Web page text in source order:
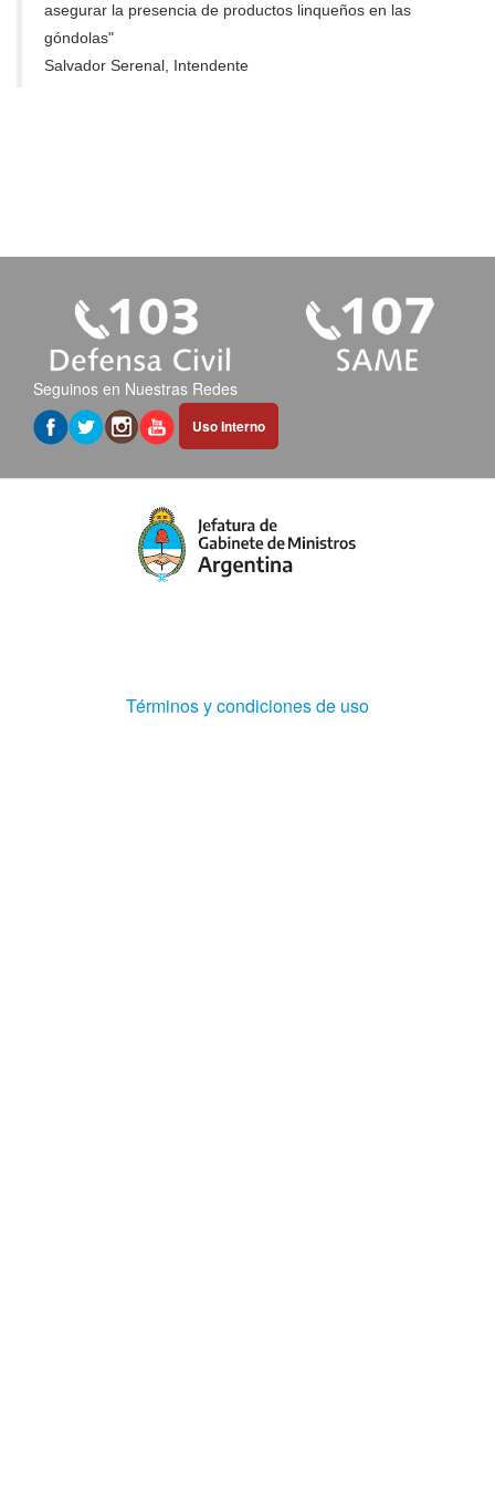
asegurar la presencia de productos linqueños en las
góndolas"
Salvador Serenal, Intendente
Seguinos en Nuestras Redes
Abrir
hipervínculo
en
nueva
Uso Interno
Términos y condiciones de uso(Abre